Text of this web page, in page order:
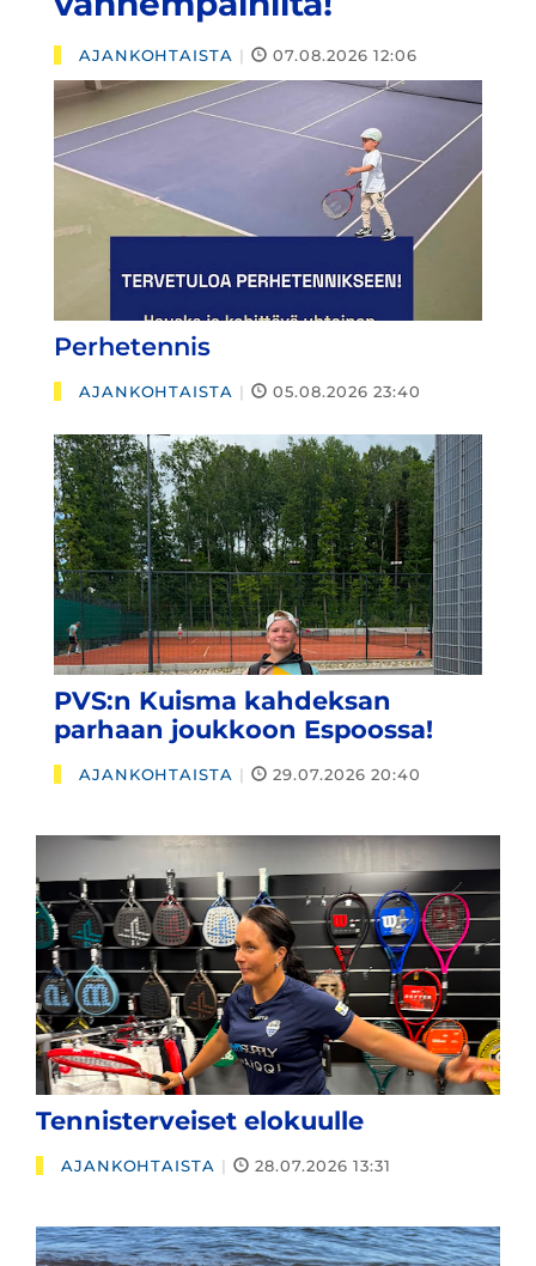
AJANKOHTAISTA | 07.08.2026 12:06
Perhetennis
AJANKOHTAISTA | 05.08.2026 23:40
PVS:n Kuisma kahdeksan
parhaan joukkoon Espoossa!
AJANKOHTAISTA | 29.07.2026 20:40
Tennisterveiset elokuulle
AJANKOHTAISTA | 28.07.2026 13:31